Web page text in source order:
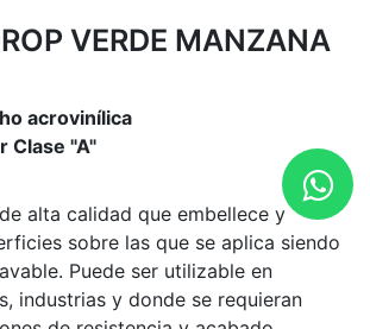
VERDE MANZANA
acrovinílica
Clase "A"
alta calidad que embellece y
sobre las que se aplica siendo
Puede ser utilizable en
industrias y donde se requieran